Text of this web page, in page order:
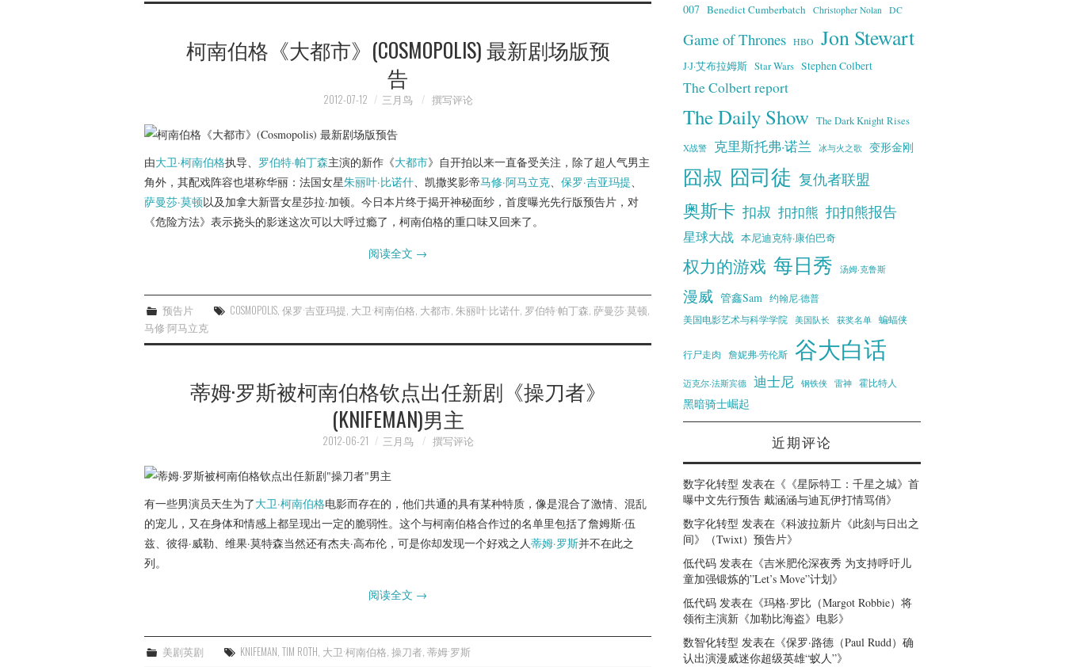
柯南伯格《大都市》(COSMOPOLIS) 最新剧场版预
告
2012-07-12 三月鸟 撰写评论
由大卫·柯南伯格执导、 罗伯特·帕丁森主演的新作《大都市》自开拍以来一直备受关注，除了超人气男主
角外，其配戏阵容也堪称华丽：法国女星朱丽叶·比诺什、凯撒奖影帝马修·阿马立克、 保罗·吉亚玛提、
萨曼莎·莫顿以及加拿大新晋女星莎拉·加顿。今日本片终于揭开神秘面纱，首度曝光先行版预告片，对
《危险方法》表示挠头的影迷这次可以大呼过瘾了，柯南伯格的重口味又回来了。
阅读全文 →
预告片 COSMOPOLIS,保罗·吉亚玛提, 大卫·柯南伯格, 大都市, 朱丽叶·比诺什, 罗伯特·帕丁森,萨曼莎·莫顿,
马修·阿马立克
蒂姆·罗斯被柯南伯格钦点出任新剧《操刀者》
(KNIFEMAN)男主
2012-06-21 三月鸟 撰写评论
有一些男演员天生为了大卫·柯南伯格电影而存在的，他们共通的具有某种特质，像是混合了激情、混乱
的宠儿，又在身体和情感上都呈现出一定的脆弱性。这个与柯南伯格合作过的名单里包括了詹姆斯·伍
兹、彼得·威勒、维果·莫特森当然还有杰夫·高布伦，可是你却发现一个好戏之人蒂姆·罗斯并不在此之
列。
阅读全文 →
美剧英剧 KNIFEMAN ,TIM ROTH 大卫·柯南伯格 ,操刀者 ,蒂姆·罗斯
007 Benedict Cumberbatch Christopher Nolan DC
Game of Thrones HBO Jon Stewart
J·J·艾布拉姆斯 Star Wars Stephen Colbert
The Colbert report
The Daily Show The Dark Knight Rises
X战警 克里斯托弗·诺兰 冰与火之歌 变形金刚
囧叔 囧司徒 复仇者联盟
奥斯卡 扣叔 扣扣熊 扣扣熊报告
星球大战 本尼迪克特·康伯巴奇
权力的游戏 每日秀 汤姆·克鲁斯
漫威 管鑫Sam 约翰尼·德普
美国电影艺术与科学学院 美国队长 获奖名单 蝙蝠侠
行尸走肉 詹妮弗·劳伦斯 谷大白话
迈克尔·法斯宾德 迪士尼 钢铁侠 雷神 霍比特人
黑暗骑士崛起
近期评论
数字化转型 发表在《 《星际特工：千星之城》首
曝中文先行预告 戴涵涵与迪瓦伊打情骂俏》
数字化转型 发表在《科波拉新片《此刻与日出之
间》（Twixt）预告片》
低代码 发表在《吉米肥伦深夜秀 为支持呼吁儿
童加强锻炼的”Let’s Move”计划》
低代码 发表在《玛格·罗比（Margot Robbie）将
领衔主演新《加勒比海盗》电影》
数智化转型 发表在《保罗·路德（Paul Rudd）确
认出演漫威迷你超级英雄“蚁人”》